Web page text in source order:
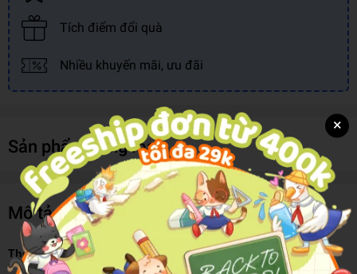
Tích điểm đổi quà
Nhiều khuyến mãi, ưu đãi
Sản phẩm cùng loại
Mô tả sản phẩm
The Baby-Sitters Club #10: Logan Likes Mary Anne!
×